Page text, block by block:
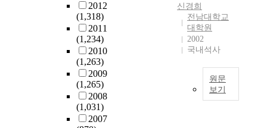
2012
(1,318)
2011
(1,234)
2010
(1,263)
2009
(1,265)
2008
(1,031)
2007
신경희
전남대학교
대학원
2002
국내석사
원문
보기